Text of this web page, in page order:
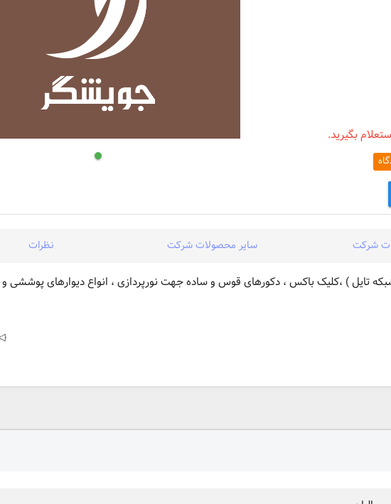
بگیرید.
شرکت سایر محصولات شرکت نظرات
تایل ) ،کلیک باکس ، دکورهای قوس و ساده جهت نورپردازی ، انواع دیوارهای پوششی